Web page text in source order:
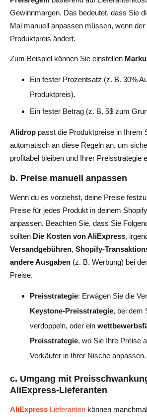
Gewinnmargen. Das bedeutet, dass Sie
Mal manuell anpassen müssen, wenn der
Produktpreis ändert.
Zum Beispiel können Sie einstellen
Ein fester Prozentsatz (z. B. 30%
Produktpreis).
Ein fester Betrag (z. B. 5$ zum
Alidrop passt die Produktpreise in Ihrem
automatisch an diese Regeln an, um
profitabel bleiben und Ihrer Preisstrategie
b. Preise manuell anpassen
Wenn du es vorziehst, deine Preise
Preise für jedes Produkt in deinem
anpassen. Beachten Sie, dass Sie
sollten Die Kosten von AliExpress,
Versandgebühren, Shopify-
andere Ausgaben (z. B. Werbung) bei
Preise.
Preisstrategie: Erwägen Sie die
Keystone-Preisstrategie, bei dem
verdoppeln, oder ein
Preisstrategie, wo Sie Ihre Preise
Verkäufer in Ihrer Nische anpassen.
c. Umgang mit
AliExpress-Lieferanten
AliExpress Lieferanten können